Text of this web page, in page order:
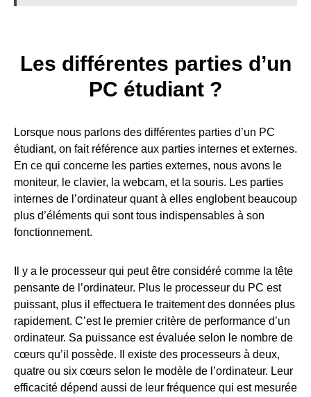
Les différentes parties d’un
PC étudiant ?
Lorsque nous parlons des différentes parties d’un PC
étudiant, on fait référence aux parties internes et externes.
En ce qui concerne les parties externes, nous avons le
moniteur, le clavier, la webcam, et la souris. Les parties
internes de l’ordinateur quant à elles englobent beaucoup
plus d’éléments qui sont tous indispensables à son
fonctionnement.
Il y a le processeur qui peut être considéré comme la tête
pensante de l’ordinateur. Plus le processeur du PC est
puissant, plus il effectuera le traitement des données plus
rapidement. C’est le premier critère de performance d’un
ordinateur. Sa puissance est évaluée selon le nombre de
cœurs qu’il possède. Il existe des processeurs à deux,
quatre ou six cœurs selon le modèle de l’ordinateur. Leur
efficacité dépend aussi de leur fréquence qui est mesurée